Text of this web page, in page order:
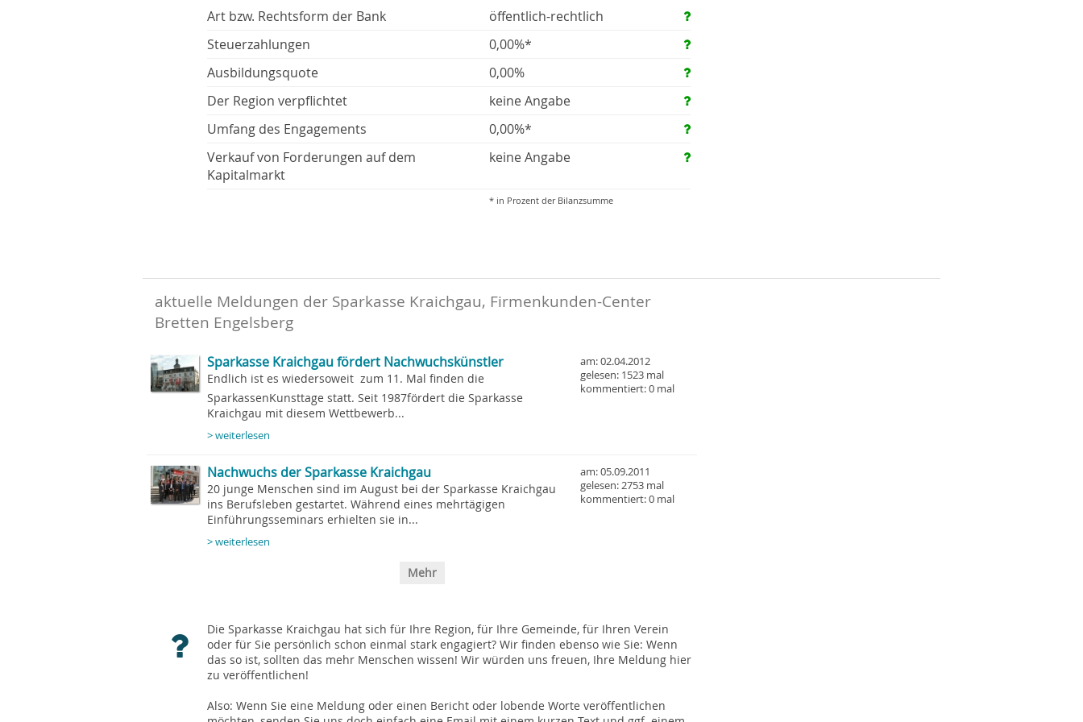
Art bzw. Rechtsform der Bank
öffentlich-rechtlich
Steuerzahlungen
0,00%*
Ausbildungsquote
0,00%
Der Region verpflichtet
keine Angabe
Umfang des Engagements
0,00%*
Verkauf von Forderungen auf dem
Kapitalmarkt
keine Angabe
* in Prozent der Bilanzsumme
aktuelle Meldungen der Sparkasse Kraichgau, Firmenkunden-Center
Bretten Engelsberg
am: 02.04.2012
gelesen: 1523 mal
kommentiert: 0 mal
Sparkasse Kraichgau fördert Nachwuchskünstler
Endlich ist es wiedersoweit  zum 11. Mal finden die
SparkassenKunsttage statt. Seit 1987fördert die Sparkasse
Kraichgau mit diesem Wettbewerb...
> weiterlesen
am: 05.09.2011
gelesen: 2753 mal
kommentiert: 0 mal
Nachwuchs der Sparkasse Kraichgau
20 junge Menschen sind im August bei der Sparkasse Kraichgau
ins Berufsleben gestartet. Während eines mehrtägigen
Einführungsseminars erhielten sie in...
> weiterlesen
Mehr
Die Sparkasse Kraichgau hat sich für Ihre Region, für Ihre Gemeinde, für Ihren Verein
oder für Sie persönlich schon einmal stark engagiert? Wir finden ebenso wie Sie: Wenn
das so ist, sollten das mehr Menschen wissen! Wir würden uns freuen, Ihre Meldung hier
zu veröffentlichen!
Also: Wenn Sie eine Meldung oder einen Bericht oder lobende Worte veröffentlichen